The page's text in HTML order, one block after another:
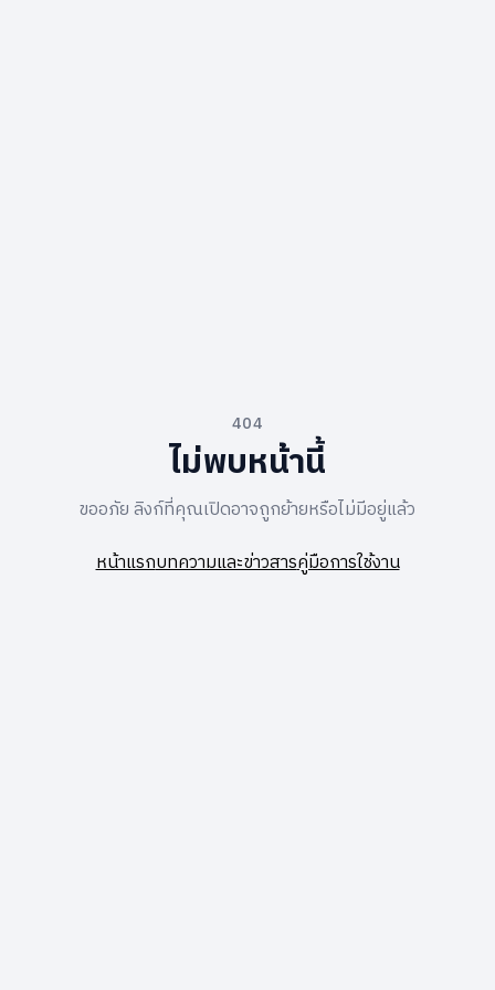
404
ไม่พบหน้านี้
ขออภัย ลิงก์ที่คุณเปิดอาจถูกย้ายหรือไม่มีอยู่แล้ว
หน้าแรกบทความและข่าวสารคู่มือการใช้งาน